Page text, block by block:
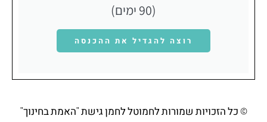
(90 ימים)
רוצה להגדיל את ההכנסה
© כל הזכויות שמורות לחמוטל לחמן גישת "האמת בחינוך"